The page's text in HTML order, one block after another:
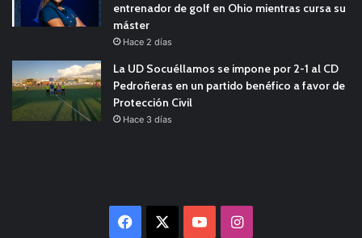
entrenador de golf en Ohio mientras cursa su
máster
Hace 2 días
La UD Socuéllamos se impone por 2-1 al CD
Pedroñeras en un partido benéfico a favor de
Protección Civil
Hace 3 días
Facebook YouTubeInstagram